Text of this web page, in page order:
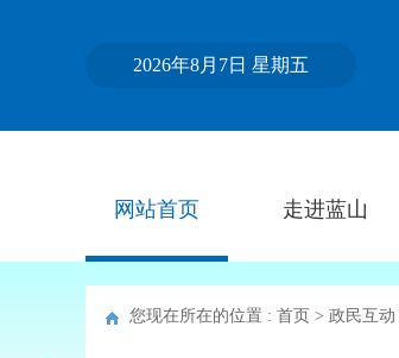
2026年8月7日 星期五
网站首页 走进蓝山
您现在所在的位置 : 首页 > 政民互动